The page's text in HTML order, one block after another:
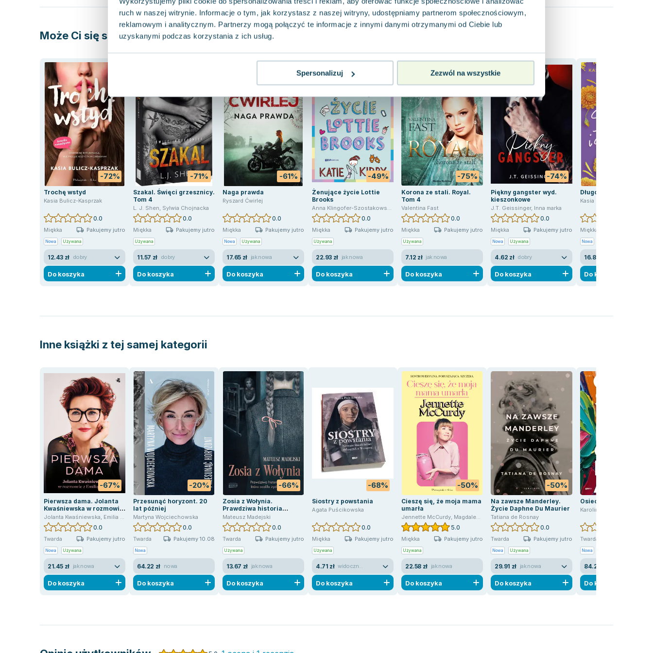
ruch w naszej witrynie. Informacje o tym, jak korzystasz z naszej witryny, udostępniamy partnerom społecznościowym,
reklamowym i analitycznym. Partnerzy mogą połączyć te informacje z innymi danymi otrzymanymi od Ciebie lub
uzyskanymi podczas korzystania z ich usług.
Spersonalizuj Zezwól na wszystkie
Może Ci się spodobać
-72%
Trochę wstyd
Kasia Bulicz-Kasprzak
0.0
Miękka Pakujemy jutro
Nowa Używana
12.43 zł dobry
Do koszyka
-71%
Szakal. Święci grzesznicy.
Tom 4
L. J. Shen, Sylwia Chojnacka
0.0
Miękka Pakujemy jutro
Używana
11.57 zł dobry
Do koszyka
-61%
Naga prawda
Ryszard Ćwirlej
0.0
Miękka Pakujemy jutro
Nowa Używana
17.65 zł jak nowa
Do koszyka
-49%
Żenujące życie Lottie
Brooks
Anna Klingofer-Szostakowska Kirby Katie
0.0
Miękka Pakujemy jutro
Używana
22.93 zł jak nowa
Do koszyka
-75%
Korona ze stali. Royal.
Tom 4
Valentina Fast
0.0
Miękka Pakujemy jutro
Używana
7.12 zł jak nowa
Do koszyka
-74%
Piękny gangster wyd.
kieszonkowe
J.T. Geissinger, Inna marka
0.0
Miękka Pakujemy jutro
Nowa Używana
4.62 zł dobry
Do koszyka
Długo i szczęśliwie
Kasia Bulicz-Kasprzak
Miękka
Nowa
16.86 zł
Do koszyka
Inne książki z tej samej kategorii
-67%
Pierwsza dama. Jolanta
Kwaśniewska w rozmowie
z Emilią Padoł
Jolanta Kwaśniewska, Emilia Padoł
0.0
Twarda Pakujemy jutro
Nowa Używana
21.45 zł jak nowa
Do koszyka
-20%
Przesunąć horyzont. 20
lat później
Martyna Wojciechowska
0.0
Twarda Pakujemy 10.08
Nowa
64.22 zł nowa
Do koszyka
-66%
Zosia z Wołynia.
Prawdziwa historia
dziewczynki, która ocaliła
żydowskie dziecko
Mateusz Madejski
0.0
Twarda Pakujemy jutro
Używana
13.67 zł jak nowa
Do koszyka
-68%
Siostry z powstania
Agata Puścikowska
0.0
Miękka Pakujemy jutro
Używana
4.71 zł widoczne ślady używania
Do koszyka
-50%
Cieszę się, że moja mama
umarła
Jennette McCurdy, Magdalena Moltzan-Małkowska
5.0
Miękka Pakujemy jutro
Używana
22.58 zł jak nowa
Do koszyka
-50%
Na zawsze Manderley.
Życie Daphne Du Maurier
Tatiana de Rosnay
0.0
Twarda Pakujemy jutro
Nowa Używana
29.91 zł jak nowa
Do koszyka
Osiecka. Rodzi się ptak
Karolina Felberg-Sendecka
Twarda
Nowa
84.29 zł
Do koszyka